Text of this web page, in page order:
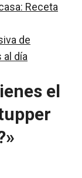
Receta
de
día
el